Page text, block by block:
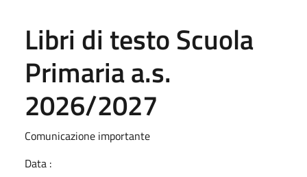
Libri di testo Scuola
Primaria a.s.
2026/2027
Comunicazione importante
Data :